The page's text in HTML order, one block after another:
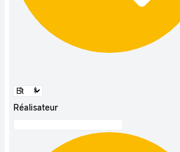
Réalisateur